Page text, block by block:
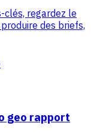
clés, regardez le
des briefs,
geo rapport